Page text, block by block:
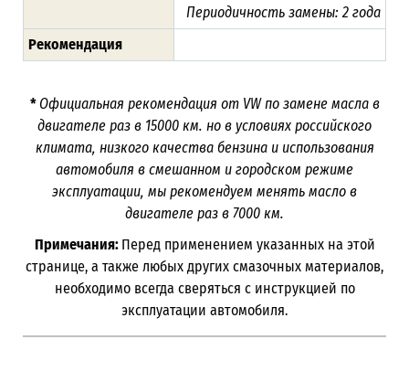
Периодичность замены: 2 года
Рекомендация
*Официальная рекомендация от VW по замене масла в
двигателе раз в 15000 км. но в условиях российского
климата, низкого качества бензина и использования
автомобиля в смешанном и городском режиме
эксплуатации, мы рекомендуем менять масло в
двигателе раз в 7000 км.
Примечания: Перед применением указанных на этой
странице, а также любых других смазочных материалов,
необходимо всегда сверяться с инструкцией по
эксплуатации автомобиля.